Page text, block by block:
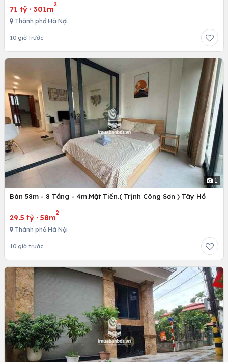
71 tỷ · 301m
2
Thành phố Hà Nội
10 giờ trước
1
Bán 58m - 8 Tầng - 4m.Mặt Tiền.( Trịnh Công Sơn ) Tây Hồ
29.5 tỷ · 58m
2
Thành phố Hà Nội
10 giờ trước